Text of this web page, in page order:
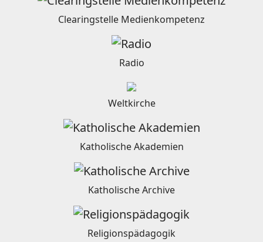
Clearingstelle Medienkompetenz
Radio
Weltkirche
Katholische Akademien
Katholische Archive
Religionspädagogik